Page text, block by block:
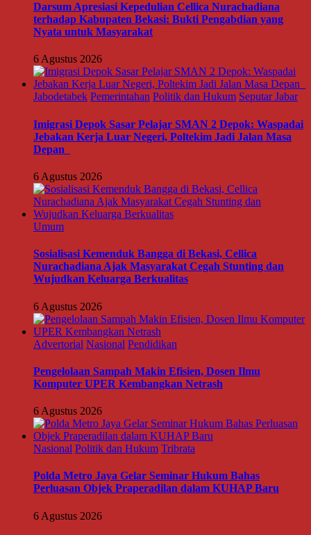
Darsum Apresiasi Kepedulian Cellica Nurachadiana
terhadap Kabupaten Bekasi: Bukti Pengabdian yang
Nyata untuk Masyarakat
6 Agustus 2026
Jabodetabek Pemerintahan Politik dan Hukum Seputar Jabar
Imigrasi Depok Sasar Pelajar SMAN 2 Depok: Waspadai
Jebakan Kerja Luar Negeri, Poltekim Jadi Jalan Masa
Depan
6 Agustus 2026
Umum
Sosialisasi Kemenduk Bangga di Bekasi, Cellica
Nurachadiana Ajak Masyarakat Cegah Stunting dan
Wujudkan Keluarga Berkualitas
6 Agustus 2026
Advertorial Nasional Pendidikan
Pengelolaan Sampah Makin Efisien, Dosen Ilmu
Komputer UPER Kembangkan Netrash
6 Agustus 2026
Nasional Politik dan Hukum Tribrata
Polda Metro Jaya Gelar Seminar Hukum Bahas
Perluasan Objek Praperadilan dalam KUHAP Baru
6 Agustus 2026